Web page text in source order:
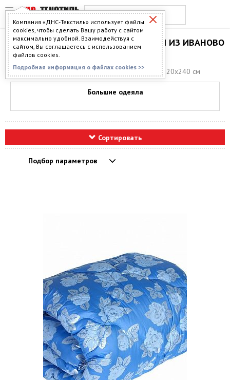
Компания «ДНС-Текстиль» использует файлы
cookies, чтобы сделать Вашу работу с сайтом
максимально удобной. Взаимодействуя с
сайтом, Вы соглашаетесь с использованием
файлов cookies.
Подробная информация о файлах cookies >>
БОЛЬШИЕ ОДЕЯЛА 220Х240 СМ ИЗ ИВАНОВО
Главная >Каталог>Одеяла> Большие одеяла 220х240 см
Большие одеяла
Сортировать
Подбор параметров